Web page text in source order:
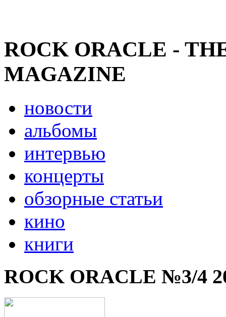
ROCK ORACLE -
MAGAZINE
новости
альбомы
интервью
концерты
обзорные статьи
кино
книги
ROCK ORACLE №3/4